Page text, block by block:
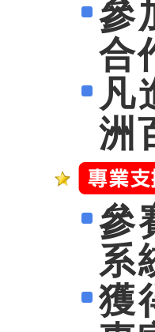
參
合
凡
洲
參
系
獲